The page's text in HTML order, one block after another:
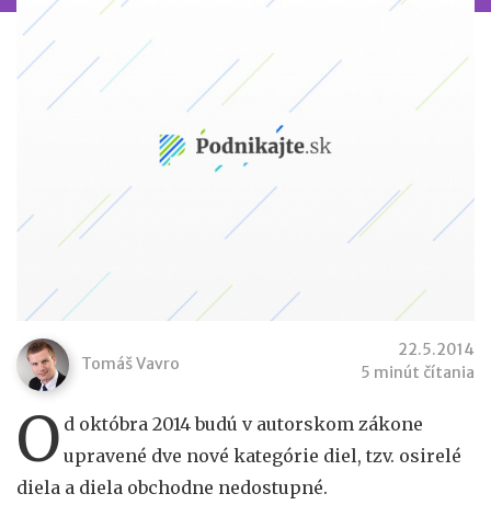
Tomáš Vavro
22.5.2014
5 minút čítania
O d októbra 2014 budú v autorskom zákone
upravené dve nové kategórie diel, tzv. osirelé
diela a diela obchodne nedostupné.